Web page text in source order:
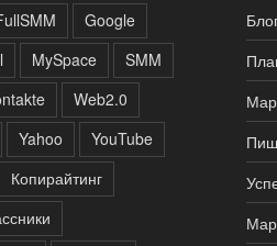
Google
MySpace
SMM
Web2.0
Yahoo
YouTube
Копирайтинг